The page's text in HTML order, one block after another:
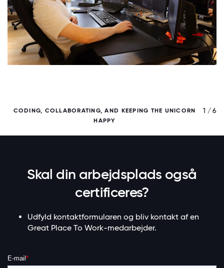
CODING, COLLABORATING, AND KEEPING THE UNICORN
HAPPY
1 / 6
Skal din arbejdsplads også
certificeres?
Udfyld kontaktformularen og bliv kontakt af en
Great Place To Work-medarbejder.